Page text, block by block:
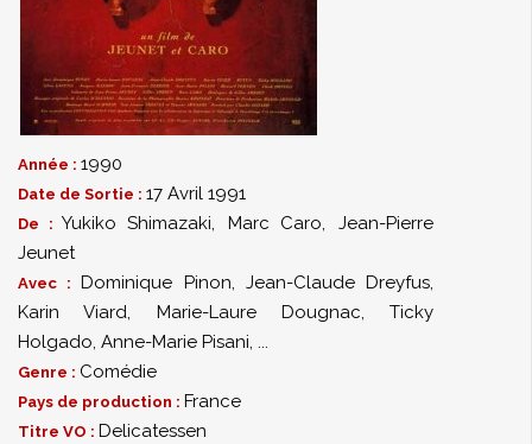
Année : 1990
Date de Sortie : 17 Avril 1991
De : Yukiko Shimazaki, Marc Caro,
Jean-Pierre
Jeunet
Avec : Dominique Pinon, Jean-Claude Dreyfus,
Karin Viard, Marie-Laure Dougnac, Ticky
Holgado, Anne-Marie Pisani, ...
Genre : Comédie
Pays de production : France
Titre VO : Delicatessen